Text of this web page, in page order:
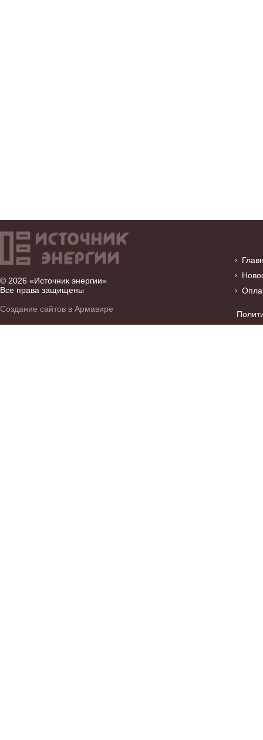
© 2026 «Источник энергии»
Все права защищены
Создание сайтов в Армавире